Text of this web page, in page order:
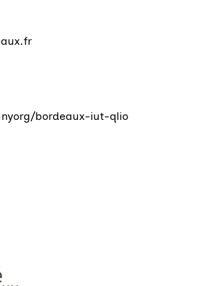
bordeaux-iut-qlio